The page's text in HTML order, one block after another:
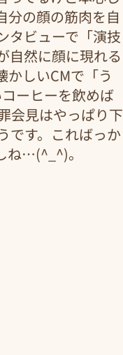
分の顔の筋肉を自
タビューで「演技
自然に顔に現れる
しいCMで「う
ーヒーを飲めば
会見はやっぱり下
です。こればっか
ね…(^_^)。